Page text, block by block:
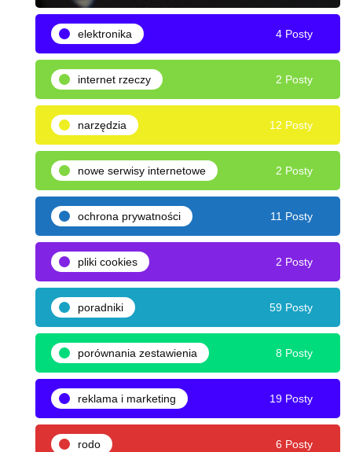
elektronika 4 Posty
internet rzeczy 2 Posty
narzędzia 12 Posty
nowe serwisy internetowe 2 Posty
ochrona prywatności 11 Posty
pliki cookies 2 Posty
poradniki 59 Posty
porównania zestawienia 8 Posty
reklama i marketing 19 Posty
rodo 6 Posty